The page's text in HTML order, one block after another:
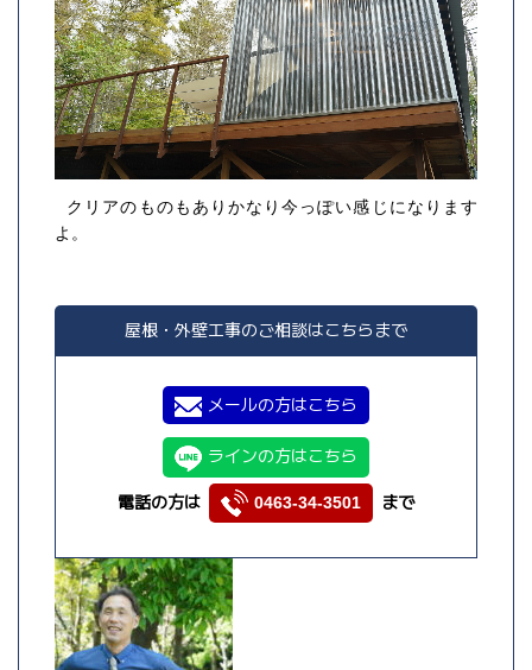
クリアのものもありかなり今っぽい感じになります
よ。
屋根・外壁工事のご相談はこちらまで
メールの方はこちら
ラインの方はこちら
電話の方は 0463-34-3501 まで